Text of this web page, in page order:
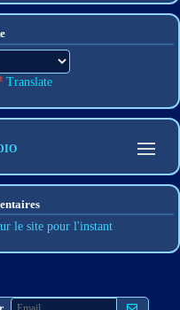
Translate
le site pour l'instant